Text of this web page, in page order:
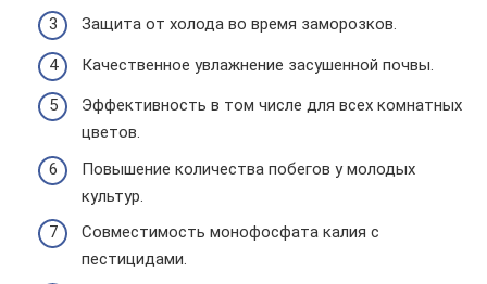
Защита от холода во время заморозков.
Качественное увлажнение засушенной почвы.
Эффективность в том числе для всех комнатных
цветов.
Повышение количества побегов у молодых
культур.
Совместимость монофосфата калия с
пестицидами.